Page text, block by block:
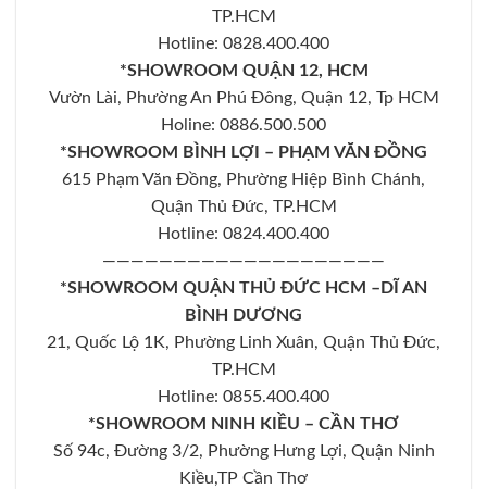
TP.HCM
Hotline: 0828.400.400
*SHOWROOM QUẬN 12, HCM
Vườn Lài, Phường An Phú Đông, Quận 12, Tp HCM
Holine: 0886.500.500
*SHOWROOM BÌNH LỢI – PHẠM VĂN ĐỒNG
615 Phạm Văn Đồng, Phường Hiệp Bình Chánh,
Quận Thủ Đức, TP.HCM
Hotline: 0824.400.400
————————————————————
*SHOWROOM QUẬN THỦ ĐỨC HCM –DĨ AN
BÌNH DƯƠNG
21, Quốc Lộ 1K, Phường Linh Xuân, Quận Thủ Đức,
TP.HCM
Hotline: 0855.400.400
*SHOWROOM NINH KIỀU – CẦN THƠ
Số 94c, Đường 3/2, Phường Hưng Lợi, Quận Ninh
Kiều,TP Cần Thơ